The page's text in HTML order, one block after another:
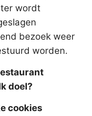
wordt
bezoek weer
worden.
doel?
cookies